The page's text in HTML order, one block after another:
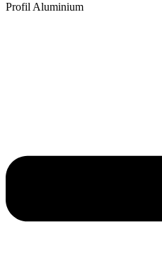
Profil Aluminium